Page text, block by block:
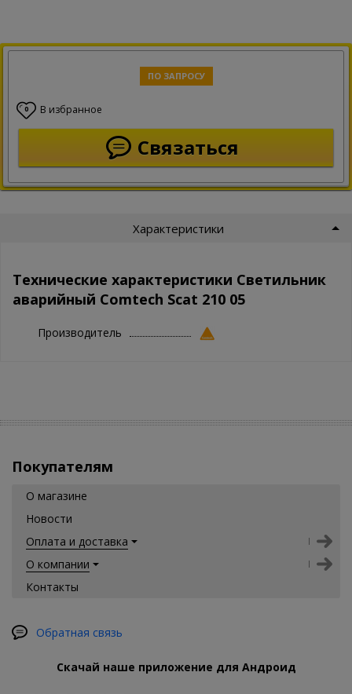
ПО ЗАПРОСУ
0 В избранное
Связаться
Характеристики
Технические характеристики Светильник
аварийный Comtech Scat 210 05
Производитель
Покупателям
О магазине
Новости
Оплата и доставка
О компании
Контакты
Обратная связь
Скачай наше приложение для Андроид